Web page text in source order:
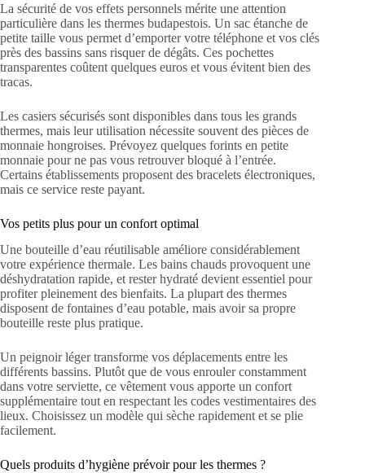
La sécurité de vos effets personnels mérite une attention
particulière dans les thermes budapestois. Un sac étanche de
petite taille vous permet d’emporter votre téléphone et vos clés
près des bassins sans risquer de dégâts. Ces pochettes
transparentes coûtent quelques euros et vous évitent bien des
tracas.
Les casiers sécurisés sont disponibles dans tous les grands
thermes, mais leur utilisation nécessite souvent des pièces de
monnaie hongroises. Prévoyez quelques forints en petite
monnaie pour ne pas vous retrouver bloqué à l’entrée.
Certains établissements proposent des bracelets électroniques,
mais ce service reste payant.
Vos petits plus pour un confort optimal
Une bouteille d’eau réutilisable améliore considérablement
votre expérience thermale. Les bains chauds provoquent une
déshydratation rapide, et rester hydraté devient essentiel pour
profiter pleinement des bienfaits. La plupart des thermes
disposent de fontaines d’eau potable, mais avoir sa propre
bouteille reste plus pratique.
Un peignoir léger transforme vos déplacements entre les
différents bassins. Plutôt que de vous enrouler constamment
dans votre serviette, ce vêtement vous apporte un confort
supplémentaire tout en respectant les codes vestimentaires des
lieux. Choisissez un modèle qui sèche rapidement et se plie
facilement.
Quels produits d’hygiène prévoir pour les thermes ?